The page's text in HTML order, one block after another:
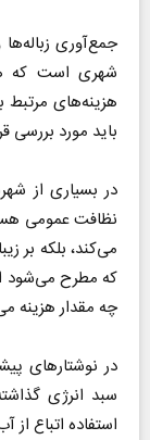
جمع‌آوری
شهری است که
هزینه‌های
باید مورد بررسی
در بسیاری از
نظافت عمومی
می‌کند، بلکه بر
که مطرح می‌شود
چه مقدار هزینه
در نوشتار‌های
سبد انرژی
استفاده اتباع از